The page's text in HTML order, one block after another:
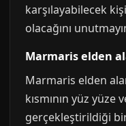
karşılayabilecek
olacağını
Marmaris elden
Marmaris elden
kısmının yüz
gerçekleştirildiği